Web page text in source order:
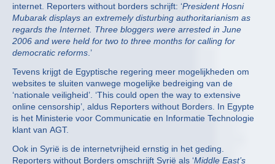
internet. Reporters without borders schrijft: ‘President Hosni
Mubarak displays an extremely disturbing authoritarianism as
regards the Internet. Three bloggers were arrested in June
2006 and were held for two to three months for calling for
democratic reforms .’
Tevens krijgt de Egyptische regering meer mogelijkheden om
websites te sluiten vanwege mogelijke bedreiging van de
‘nationale veiligheid’. ‘This could open the way to extensive
online censorship’, aldus Reporters without Borders. In Egypte
is het Ministerie voor Communicatie en Informatie Technologie
klant van AGT.
Ook in Syrië is de internetvrijheid ernstig in het geding.
Reporters without Borders omschrijft Syrië als ‘Middle East’s